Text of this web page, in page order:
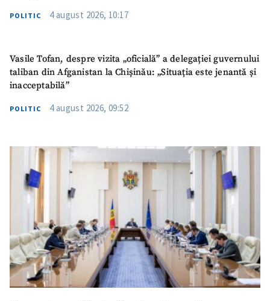
POLITIC 4 august 2026, 10:17
Vasile Tofan, despre vizita „oficială” a delegației guvernului
taliban din Afganistan la Chișinău: „Situația este jenantă și
inacceptabilă”
POLITIC 4 august 2026, 09:52